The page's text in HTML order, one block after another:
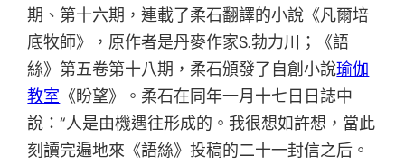
期、第十六期，連載了柔石翻譯的小說《凡爾培
底牧師》，原作者是丹麥作家S.勃力川；《語
絲》第五卷第十八期，柔石頒發了自創小說瑜伽
教室 《盼望》。柔石在同年一月十七日日誌中
說：“人是由機遇往形成的。我很想如許想，當此
刻讀完遍地來《語絲》投稿的二十一封信之后。